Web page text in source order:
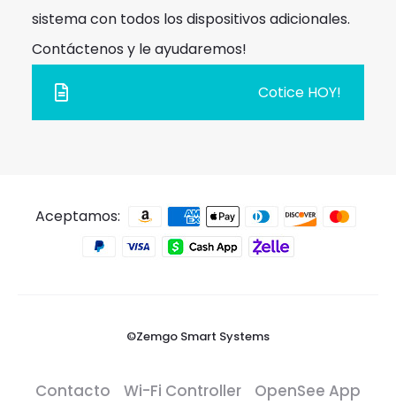
sistema con todos los dispositivos adicionales.
Contáctenos y le ayudaremos!
Cotice HOY!
Aceptamos:
©Zemgo Smart Systems
Contacto Wi-Fi Controller
OpenSee App